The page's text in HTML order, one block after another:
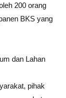
200 orang
BKS yang
dan Lahan
pihak